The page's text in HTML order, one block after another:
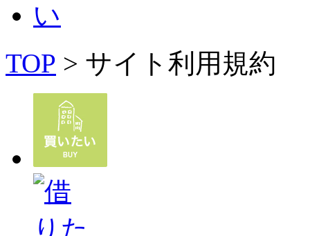
TOP > サイト利用規約